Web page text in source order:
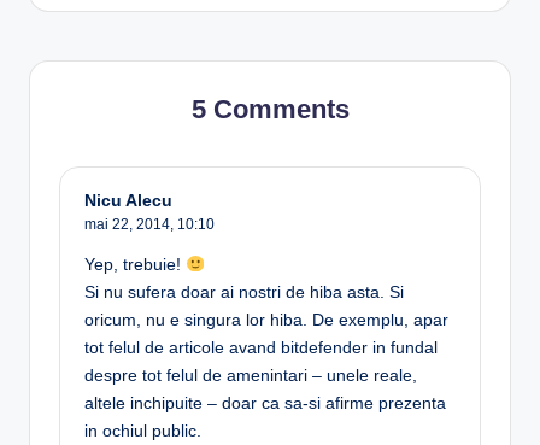
5 Comments
Nicu Alecu
mai 22, 2014, 10:10
Yep, trebuie!
Si nu sufera doar ai nostri de hiba asta. Si
oricum, nu e singura lor hiba. De exemplu, apar
tot felul de articole avand bitdefender in fundal
despre tot felul de amenintari – unele reale,
altele inchipuite – doar ca sa-si afirme prezenta
in ochiul public.